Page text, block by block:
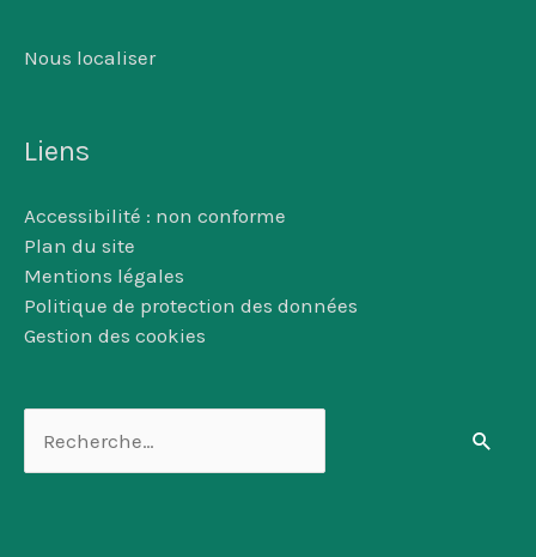
Nous localiser
Liens
Accessibilité : non conforme
Plan du site
Mentions légales
Politique de protection des données
Gestion des cookies